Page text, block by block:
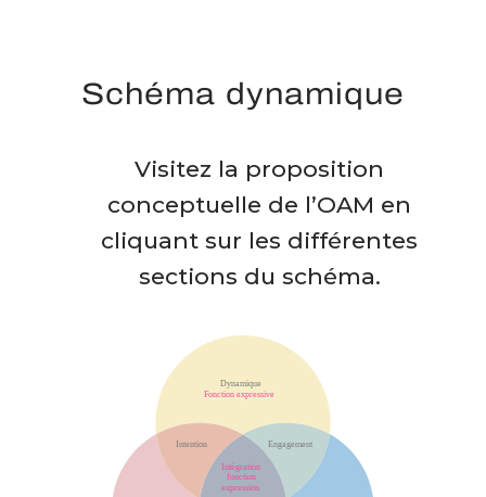
Schéma dynamique
Visitez la proposition
conceptuelle de l’OAM en
cliquant sur les différentes
sections du schéma.
Dynamique
Fonction expressive
Intention Engagement
Intégration
fonction
expression